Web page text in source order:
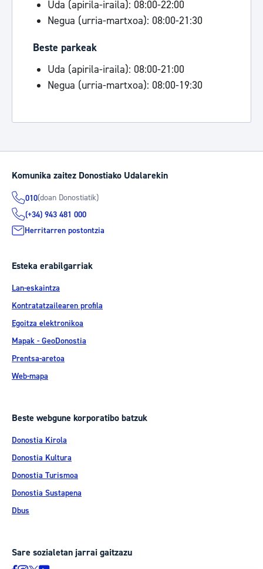
Uda (apirila-iraila): 08:00-22:00
Negua (urria-martxoa): 08:00-21:30
Beste parkeak
Uda (apirila-iraila): 08:00-21:00
Negua (urria-martxoa): 08:00-19:30
Komunika zaitez Donostiako Udalarekin
010(doan Donostiatik)
(+34) 943 481 000
Herritarren postontzia
Esteka erabilgarriak
Lan-eskaintza
Kontratatzailearen profila
Egoitza elektronikoa
Mapak - GeoDonostia
Prentsa-aretoa
Web-mapa
Beste webgune korporatibo batzuk
Donostia Kirola
Donostia Kultura
Donostia Turismoa
Donostia Sustapena
Dbus
Sare sozialetan jarrai gaitzazu